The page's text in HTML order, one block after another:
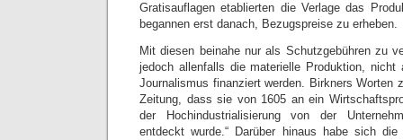
Gratisauflagen etablierten die Verlage das
begannen erst danach, Bezugspreise zu erheben.
Mit diesen beinahe nur als Schutzgebühren zu
jedoch allenfalls die materielle Produktion, nicht
Journalismus finanziert werden. Birkners Worten
Zeitung, dass sie von 1605 an ein
der Hochindustrialisierung von der
entdeckt wurde.“ Darüber hinaus habe sich